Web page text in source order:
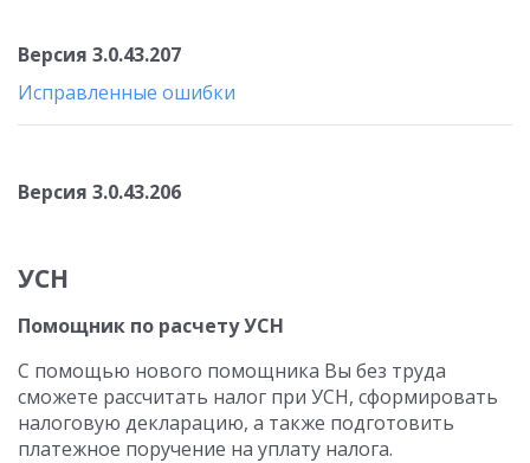
Версия 3.0.43.207
Исправленные ошибки
Версия 3.0.43.206
УСН
Помощник по расчету УСН
С помощью нового помощника Вы без труда
сможете рассчитать налог при УСН, сформировать
налоговую декларацию, а также подготовить
платежное поручение на уплату налога.